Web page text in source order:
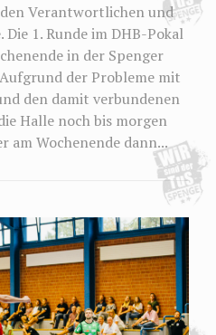
Verantwortlichen und
Die 1. Runde im DHB-Pokal
in der Spenger
der Probleme mit
den damit verbundenen
Halle noch bis morgen
am Wochenende dann...